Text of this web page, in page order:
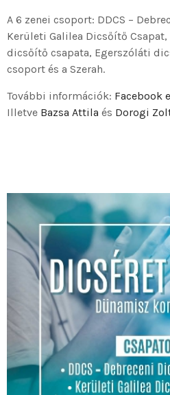
A 6 zenei csoport: DDCS –
Kerületi Galilea Dicsőítő
dicsőítő csapata, Egerszóláti
csoport és a Szerah.
További információk: Facebook
Illetve Bazsa Attila és Dorogi